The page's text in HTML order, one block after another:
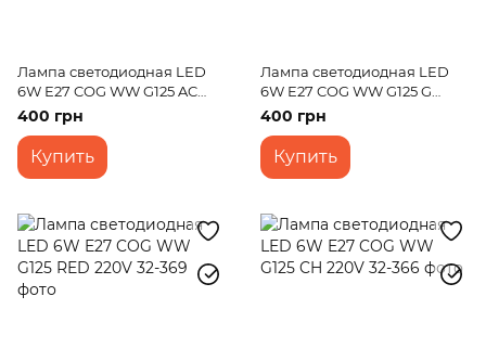
Лампа светодиодная LED
6W E27 COG WW G125 AC
220V
400 грн
Купить
Лампа светодиодная LED
6W E27 COG WW G125 G
220V
400 грн
Купить